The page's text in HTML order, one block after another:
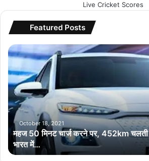
Live Cricket Scores
Featured Posts
म
ह
ज
5
0
मि
न
चा
क
October 18, 2021
महज 50 मिनट चार्ज करने पर, 452km
भारत में…